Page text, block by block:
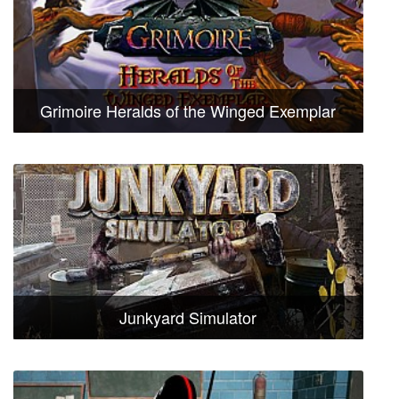
Grimoire Heralds of the Winged Exemplar
Junkyard Simulator